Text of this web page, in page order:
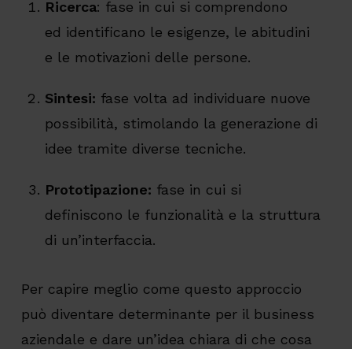
Ricerca: fase in cui si comprendono
ed identificano le esigenze, le abitudini
e le motivazioni delle persone.
Sintesi: fase volta ad individuare nuove
possibilità, stimolando la generazione di
idee tramite diverse tecniche.
Prototipazione: fase in cui si
definiscono le funzionalità e la struttura
di un’interfaccia.
Per capire meglio come questo approccio
può diventare determinante per il business
aziendale e dare un’idea chiara di che cosa